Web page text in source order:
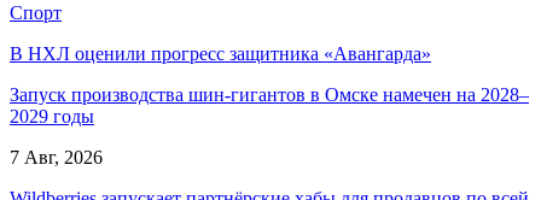
Спорт
В НХЛ оценили прогресс защитника «Авангарда»
Запуск производства шин-гигантов в Омске намечен на 2028–
2029 годы
7 Авг, 2026